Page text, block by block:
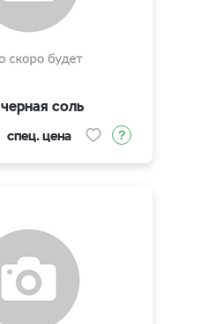
соль
спец. цена